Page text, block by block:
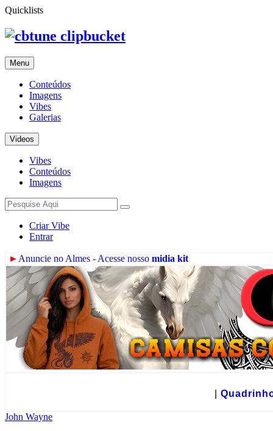
Quicklists
clipbucket
Menu
Conteúdos
Imagens
Vibes
Galerias
Videos
Vibes
Conteúdos
Imagens
Criar Vibe
Entrar
► Anuncie no Almes - Acesse nosso midia kit
John Wayne